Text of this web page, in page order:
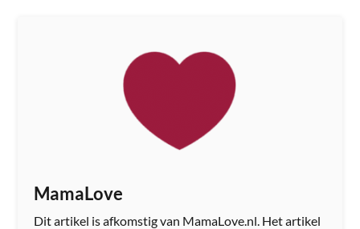
MamaLove
Dit artikel is afkomstig van MamaLove.nl. Het artikel